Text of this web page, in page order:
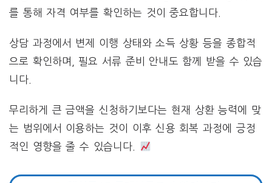
를 통해 자격 여부를 확인하는 것이 중요합니다.
상담 과정에서 변제 이행 상태와 소득 상황 등을 종합적
으로 확인하며, 필요 서류 준비 안내도 함께 받을 수 있습
니다.
무리하게 큰 금액을 신청하기보다는 현재 상환 능력에 맞
는 범위에서 이용하는 것이 이후 신용 회복 과정에 긍정
적인 영향을 줄 수 있습니다.